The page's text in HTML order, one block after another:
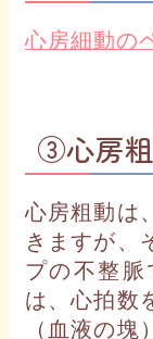
心房細動の
③心房
心房粗動は
きますが、
プの不整
は、心拍数
（血液の